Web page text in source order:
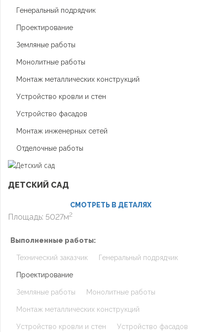
Генеральный подрядчик
Проектирование
Земляные работы
Монолитные работы
Монтаж металлических конструкций
Устройство кровли и стен
Устройство фасадов
Монтаж инженерных сетей
Отделочные работы
ДЕТСКИЙ САД
СМОТРЕТЬ В ДЕТАЛЯХ
Площадь: 5027м2
Выполненные работы:
Технический заказчик Генеральный подрядчик
Проектирование
Земляные работы Монолитные работы
Монтаж металлических конструкций
Устройство кровли и стен Устройство фасадов